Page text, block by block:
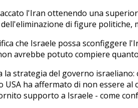
l'Iran ottenendo una
di figure
che Israele possa sconfiggere
avrebbe potuto compiere
la strategia del governo
USA ha affermato di non essere
supporto a Israele - come